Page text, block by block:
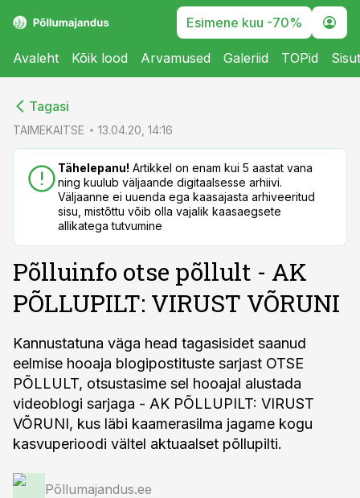
Esimene kuu -70%
Avaleht Kõik lood Arvamused Galeriid TOPid
Tagasi
TAIMEKAITSE 13.04.20, 14:16
Tähelepanu! Artikkel on enam kui 5 aastat vana
ning kuulub väljaande digitaalsesse arhiivi.
Väljaanne ei uuenda ega kaasajasta arhiveeritud
sisu, mistõttu võib olla vajalik kaasaegsete
allikatega tutvumine
Põlluinfo otse põllult - AK
PÕLLUPILT: VIRUST VÕRUNI
Kannustatuna väga head tagasisidet saanud
eelmise hooaja blogipostituste sarjast OTSE
PÕLLULT, otsustasime sel hooajal alustada
videoblogi sarjaga - AK PÕLLUPILT: VIRUST
VÕRUNI, kus läbi kaamerasilma jagame kogu
kasvuperioodi vältel aktuaalset põllupilti.
Põllumajandus.ee